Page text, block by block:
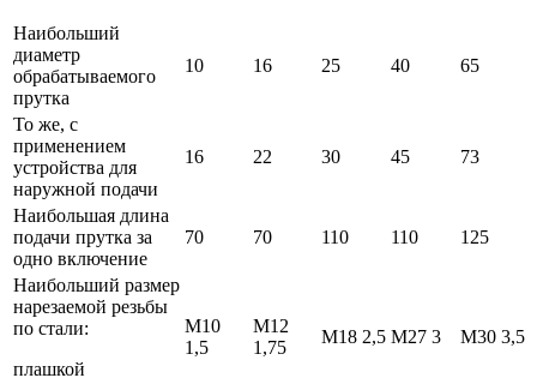
Наибольший
диаметр
обрабатываемого
прутка
10 16 25 40 65
То же, с
применением
устройства для
наружной подачи
16 22 30 45 73
Наибольшая длина
подачи прутка за
одно включение
70 70 110 110 125
Наибольший размер
нарезаемой резьбы
по стали:
плашкой
М10
1,5
М12
1,75
М18 2,5 М27 3 М30 3,5